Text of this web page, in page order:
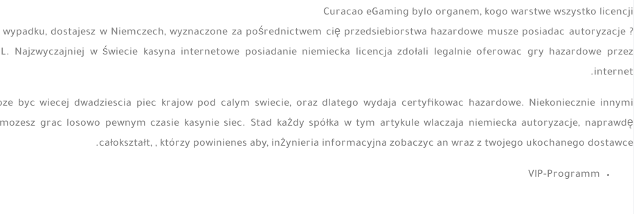
Curacao eGaming bylo organem, kogo warstwe wszystko licencji
wypadku, dostajesz w Niemczech, wyznaczone za pośrednictwem cię przedsiebiorstwa hazardowe musze posiadac autoryzacje
Najzwyczajniej w świecie kasyna internetowe posiadanie niemiecka licencja zdołali legalnie oferowac gry hazardowe przez
internet.
byc wiecej dwadziescia piec krajow pod calym swiecie, oraz dlatego wydaja certyfikowac hazardowe. Niekoniecznie innymi
mozesz grac losowo pewnym czasie kasynie siec. Stad każdy spółka w tym artykule wlaczaja niemiecka autoryzacje, naprawdę
całokształt, , którzy powinienes aby, inżynieria informacyjna zobaczyc an wraz z twojego ukochanego dostawce.
VIP-Programm